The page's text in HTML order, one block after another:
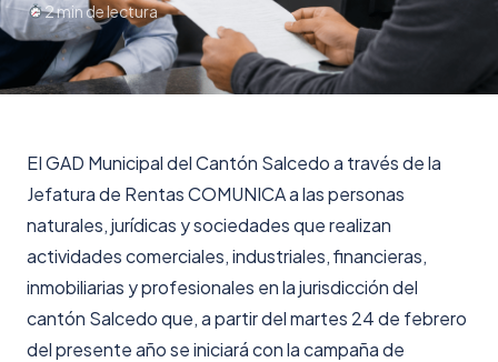
2 min de lectura
EI GAD Municipal del Cantón Salcedo a través de la
Jefatura de Rentas COMUNICA a las personas
naturales, jurídicas y sociedades que realizan
actividades comerciales, industriales, financieras,
inmobiliarias y profesionales en la jurisdicción del
cantón Salcedo que, a partir del martes 24 de febrero
del presente año se iniciará con la campaña de